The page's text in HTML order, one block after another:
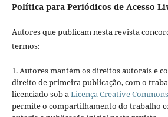
Política para Periódicos de Acesso
Autores que publicam nesta revista
termos:
1. Autores mantém os direitos autorais e
direito de primeira publicação, com o
licenciado sob aLicença Creative
permite o compartilhamento do trabalho